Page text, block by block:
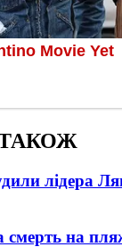
лідера
смерть на